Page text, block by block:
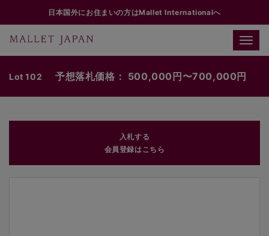
日本国外にお住まいの方はMallet Internationalへ
Toggle
Lot 102 予想落札価格： 500,000円〜700,000円
入札する
会員登録はこちら